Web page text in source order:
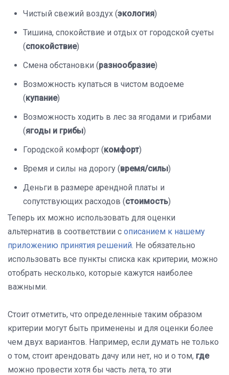
Чистый свежий воздух (экология)
Тишина, спокойствие и отдых от городской суеты
(спокойствие)
Смена обстановки (разнообразие)
Возможность купаться в чистом водоеме
(купание)
Возможность ходить в лес за ягодами и грибами
(ягоды и грибы)
Городской комфорт (комфорт)
Время и силы на дорогу (время/силы)
Деньги в размере арендной платы и
сопутствующих расходов (стоимость)
Теперь их можно использовать для оценки
альтернатив в соответствии с описанием к нашему
приложению принятия решений. Не обязательно
использовать все пункты списка как критерии, можно
отобрать несколько, которые кажутся наиболее
важными.
Стоит отметить, что определенные таким образом
критерии могут быть применены и для оценки более
чем двух вариантов. Например, если думать не только
о том, стоит арендовать дачу или нет, но и о том, где
можно провести хотя бы часть лета, то эти